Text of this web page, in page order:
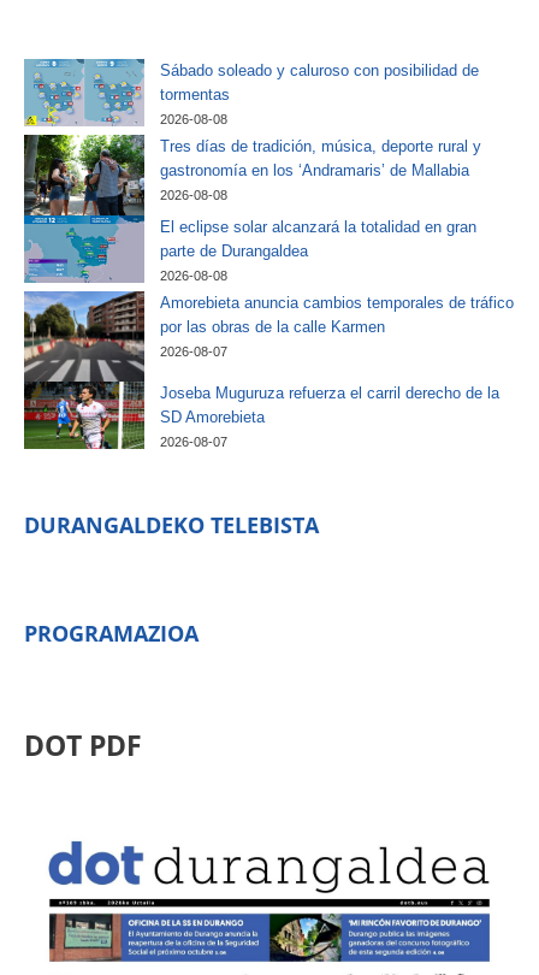
Sábado soleado y caluroso con posibilidad de
tormentas
2026-08-08
Tres días de tradición, música, deporte rural y
gastronomía en los ‘Andramaris’ de Mallabia
2026-08-08
El eclipse solar alcanzará la totalidad en gran
parte de Durangaldea
2026-08-08
Amorebieta anuncia cambios temporales de tráfico
por las obras de la calle Karmen
2026-08-07
Joseba Muguruza refuerza el carril derecho de la
SD Amorebieta
2026-08-07
DURANGALDEKO TELEBISTA
PROGRAMAZIOA
DOT PDF